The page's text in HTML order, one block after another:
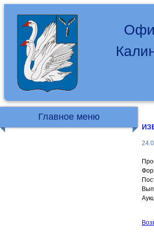
Главное меню